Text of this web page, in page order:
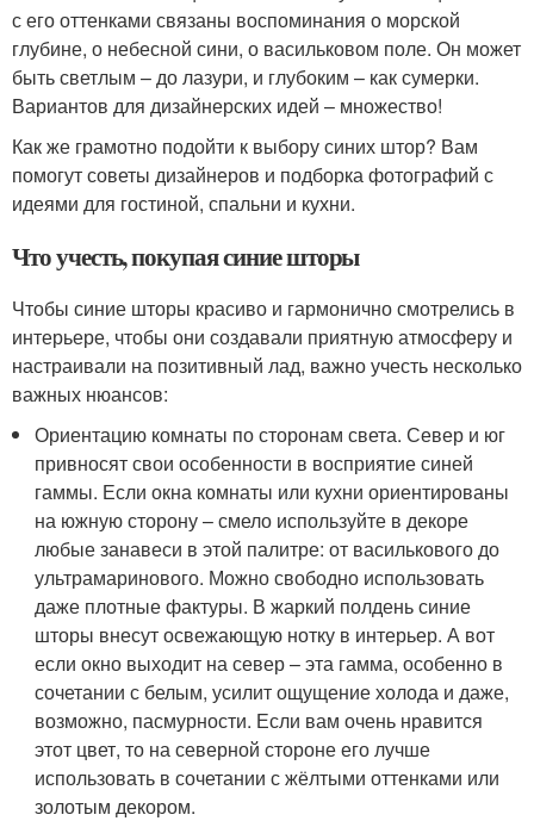
с его оттенками связаны воспоминания о морской
глубине, о небесной сини, о васильковом поле. Он может
быть светлым – до лазури, и глубоким – как сумерки.
Вариантов для дизайнерских идей – множество!
Как же грамотно подойти к выбору синих штор? Вам
помогут советы дизайнеров и подборка фотографий с
идеями для гостиной, спальни и кухни.
Что учесть, покупая синие шторы
Чтобы синие шторы красиво и гармонично смотрелись в
интерьере, чтобы они создавали приятную атмосферу и
настраивали на позитивный лад, важно учесть несколько
важных нюансов:
Ориентацию комнаты по сторонам света. Север и юг
привносят свои особенности в восприятие синей
гаммы. Если окна комнаты или кухни ориентированы
на южную сторону – смело используйте в декоре
любые занавеси в этой палитре: от василькового до
ультрамаринового. Можно свободно использовать
даже плотные фактуры. В жаркий полдень синие
шторы внесут освежающую нотку в интерьер. А вот
если окно выходит на север – эта гамма, особенно в
сочетании с белым, усилит ощущение холода и даже,
возможно, пасмурности. Если вам очень нравится
этот цвет, то на северной стороне его лучше
использовать в сочетании с жёлтыми оттенками или
золотым декором.